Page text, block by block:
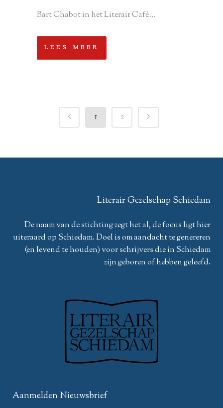
Bart Chabot in het Literair Café...
LEES MEER
1 2
Literair Gezelschap Schiedam
De naam van de stichting zegt het al, de focus ligt hier
uiteraard op Schiedam. Doel is om aandacht te genereren
(en levend te houden) voor schrijvers die in Schiedam
zijn geboren of hebben geleefd.
Aanmelden Nieuwsbrief